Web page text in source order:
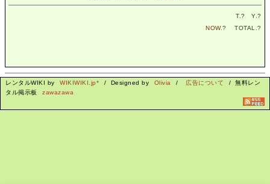
T.? Y.?
NOW.? TOTAL.?
レンタルWIKI by WIKIWIKI.jp* / Designed by Olivia / 広告について
/ 無料レン
タル掲示板
zawazawa